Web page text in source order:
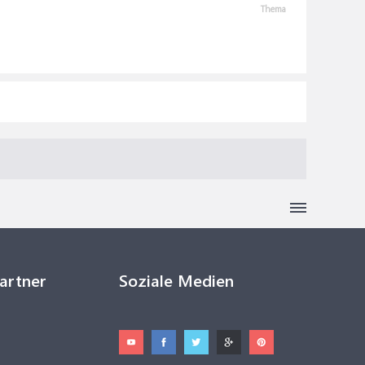
Thema
Soziale Medien